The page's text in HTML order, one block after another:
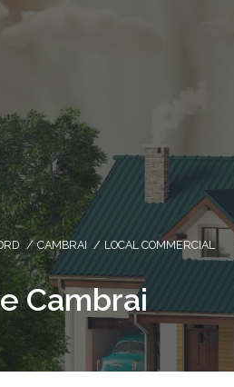
CAMBRAI LOCAL COMMERCIAL
Cambrai